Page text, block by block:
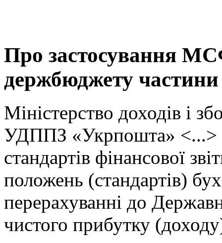
Про застосування
держбюджету частини
Міністерство доходів і
УДППЗ «Укрпошта» <...>
стандартів фінансової
положень (стандартів)
перерахуванні до
чистого прибутку